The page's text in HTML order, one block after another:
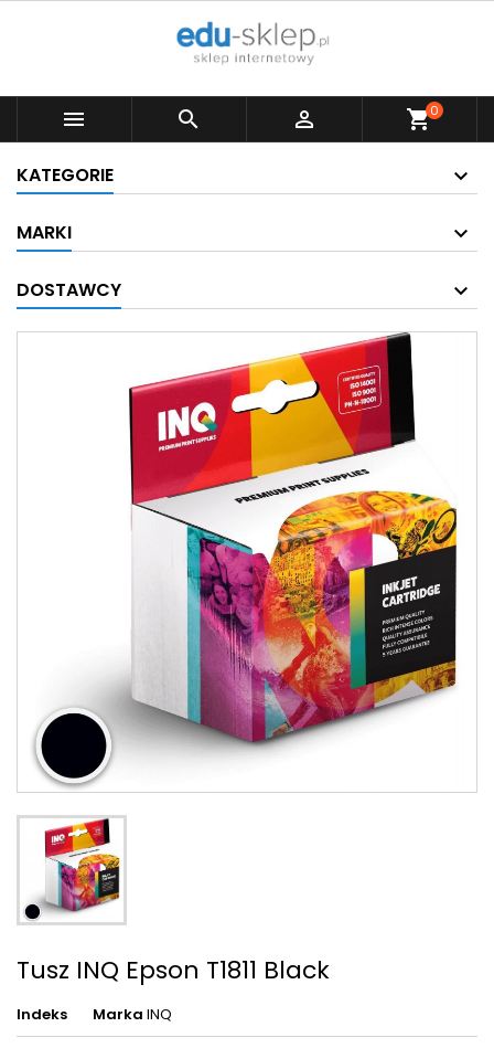
   shopping_cart0
KATEGORIE
MARKI
DOSTAWCY
Tusz INQ Epson T1811 Black
Indeks Marka INQ